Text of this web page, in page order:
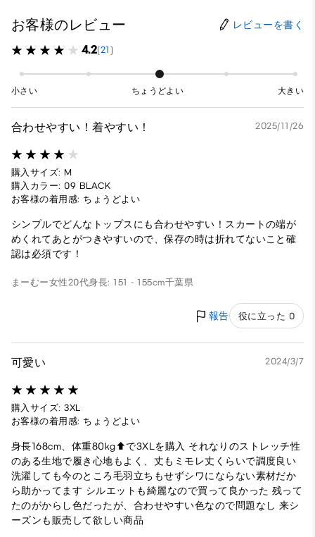
お客様のレビュー レビューを書く
4.2(21)
小さい ちょうどよい 大きい
合わせやすい！着やすい！ 2025/11/26
購入サイズ: M
購入カラー: 09 BLACK
お客様の着用感: ちょうどよい
シンプルでどんなトップスにも合わせやすい！スカートの端が
めくれてあとがつきやすいので、保存の時は折れてないこと確
認は必須です！
まーむー女性20代身長: 151 - 155cm千葉県
報告 役に立った 0
可愛い 2024/3/7
購入サイズ: 3XL
お客様の着用感: ちょうどよい
身長168cm、体重80kg⬆で3XLを購入 それなりのストレッチ性
のある生地で履き心地もよく、丈もミモレ丈くらいで調度良い
洗濯しても今のところ毛羽立ちもせずシワにならない素材だか
ら助かってます シルエットも綺麗なので買って良かった 残って
たのがからし色だったが、合わせやすい色なので問題なし 来シ
ーズンも販売して欲しい商品